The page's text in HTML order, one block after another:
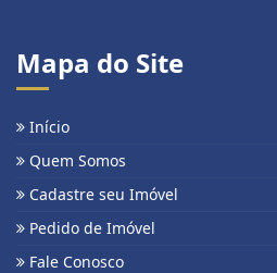
Mapa do Site
Início
Quem Somos
Cadastre seu Imóvel
Pedido de Imóvel
Fale Conosco